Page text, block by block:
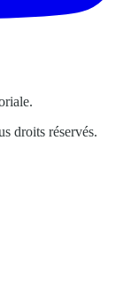
droits réservés.